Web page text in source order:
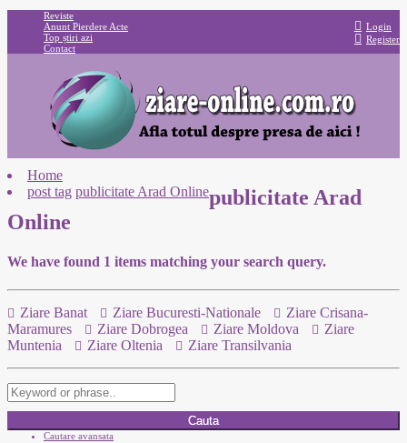
Login
Register
Reviste
Anunt Pierdere Acte
Top știri azi
Contact
Home
post tag publicitate Arad Onlinepublicitate Arad
Online
We have found 1 items matching your search query.
Ziare Banat Ziare Bucuresti-Nationale
Ziare Crisana-
Maramures
Ziare Dobrogea Ziare Moldova
Ziare
Muntenia
Ziare Oltenia Ziare Transilvania
Cauta
Cautare avansata